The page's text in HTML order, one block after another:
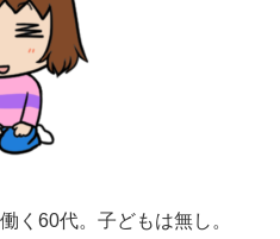
く60代。子どもは無し。